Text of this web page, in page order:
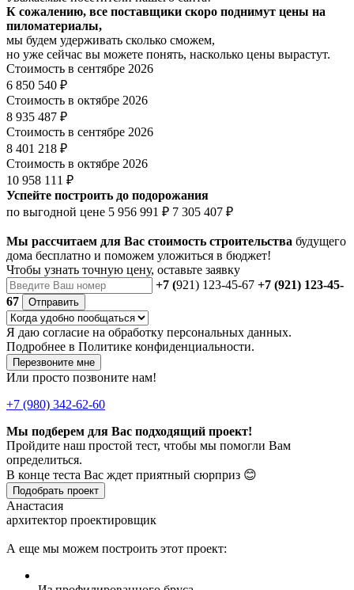
К сожалению, все поставщики скоро поднимут цены на
пиломатериалы,
мы будем удерживать сколько сможем,
но уже сейчас вы можете понять, насколько цены вырастут.
Стоимость в сентябре 2026
6 850 540 ₽
Стоимость в октябре 2026
8 935 487 ₽
Стоимость в сентябре 2026
8 401 218 ₽
Стоимость в октябре 2026
10 958 111 ₽
Успейте построить до подорожания
по выгодной цене 5 956 991 ₽ 7 305 407 ₽
Мы рассчитаем для Вас стоимость строительства будущего
дома бесплатно и поможем уложиться в бюджет!
Чтобы узнать точную цену, оставьте заявку
+7 (921) 123-45-67 +7 (921) 123-45-
67
Отправить
Я даю согласие на обработку персональных данных.
Подробнее в Политике конфиденциальности.
Перезвоните мне
Или просто позвоните нам!
+7 (980) 342-62-60
Мы подберем для Вас подходящий проект!
Пройдите наш простой тест, чтобы мы помогли Вам
определиться.
В конце теста Вас ждет приятный сюрприз 😊
Подобрать проект
Анастасия
архитектор проектировщик
А еще мы можем построить этот проект: